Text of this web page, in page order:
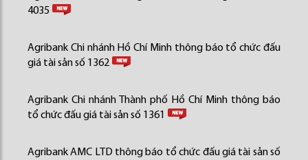
4035
Agribank Chi nhánh Hồ Chí Minh thông báo tổ chức đấu
giá tài sản số 1362
Agribank Chi nhánh Thành phố Hồ Chí Minh thông báo
tổ chức đấu giá tài sản số 1361
Agribank AMC LTD thông báo tổ chức đấu giá tài sản số